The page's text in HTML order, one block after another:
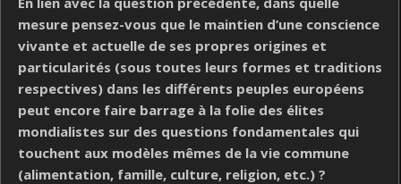
mesure pensez-vous que le maintien d’une conscience
vivante et actuelle de ses propres origines et
particularités (sous toutes leurs formes et traditions
respectives) dans les différents peuples européens
peut encore faire barrage à la folie des élites
mondialistes sur des questions fondamentales qui
touchent aux modèles mêmes de la vie commune
(alimentation, famille, culture, religion, etc.) ?